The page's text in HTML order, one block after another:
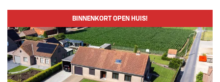
BINNENKORT OPEN HUIS!